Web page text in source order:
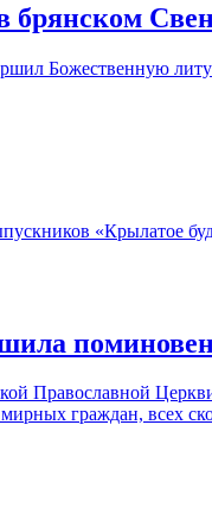
брянском
Божественную
«Крылатое
Православной
граждан, всех